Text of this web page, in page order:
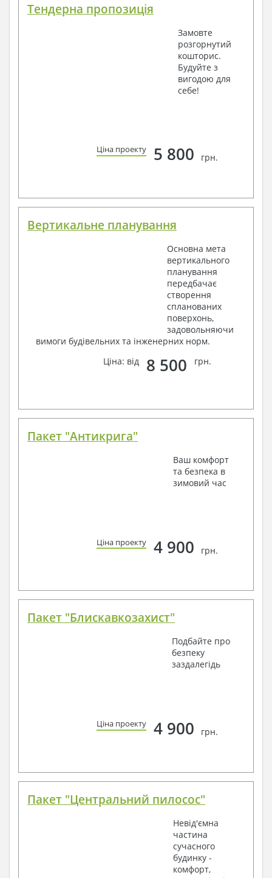
Тендерна пропозиція
Замовте
розгорнутий
кошторис.
Будуйте з
вигодою для
себе!
Ціна проекту 5 800 грн.
Вертикальне планування
Основна мета
вертикального
планування
передбачає
створення
спланованих
поверхонь,
задовольняючи
вимоги будівельних та інженерних норм.
Ціна: від
8 500 грн.
Пакет "Антикрига"
Ваш комфорт
та безпека в
зимовий час
Ціна проекту 4 900 грн.
Пакет "Блискавкозахист"
Подбайте про
безпеку
заздалегідь
Ціна проекту 4 900 грн.
Пакет "Центральний пилосос"
Невід'ємна
частина
сучасного
будинку -
комфорт,